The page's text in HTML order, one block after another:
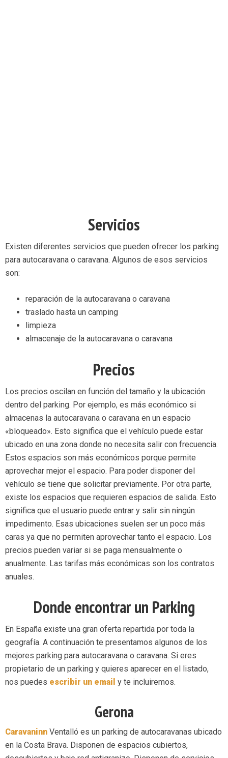
Servicios
Existen diferentes servicios que pueden ofrecer los parking
para autocaravana o caravana. Algunos de esos servicios
son:
reparación de la autocaravana o caravana
traslado hasta un camping
limpieza
almacenaje de la autocaravana o caravana
Precios
Los precios oscilan en función del tamaño y la ubicación
dentro del parking. Por ejemplo, es más económico si
almacenas la autocaravana o caravana en un espacio
«bloqueado». Esto significa que el vehículo puede estar
ubicado en una zona donde no necesita salir con frecuencia.
Estos espacios son más económicos porque permite
aprovechar mejor el espacio. Para poder disponer del
vehículo se tiene que solicitar previamente. Por otra parte,
existe los espacios que requieren espacios de salida. Esto
significa que el usuario puede entrar y salir sin ningún
impedimento. Esas ubicaciones suelen ser un poco más
caras ya que no permiten aprovechar tanto el espacio. Los
precios pueden variar si se paga mensualmente o
anualmente. Las tarifas más económicas son los contratos
anuales.
Donde encontrar un Parking
En España existe una gran oferta repartida por toda la
geografía. A continuación te presentamos algunos de los
mejores parking para autocaravana o caravana. Si eres
propietario de un parking y quieres aparecer en el listado,
nos puedes escribir un email y te incluiremos.
Gerona
Caravaninn Ventalló es un parking de autocaravanas ubicado
en la Costa Brava. Disponen de espacios cubiertos,